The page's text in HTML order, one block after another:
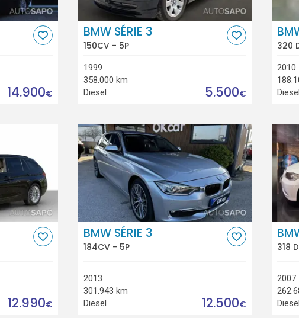
14.900€
BMW SÉRIE 3
150CV - 5P
1999
358.000 km
Diesel
5.500€
320
2010
Diesel
12.990€
BMW SÉRIE 3
184CV - 5P
2013
301.943 km
Diesel
12.500€
318
2007
Diesel